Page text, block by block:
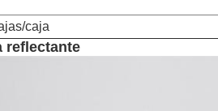
caja
reflectante